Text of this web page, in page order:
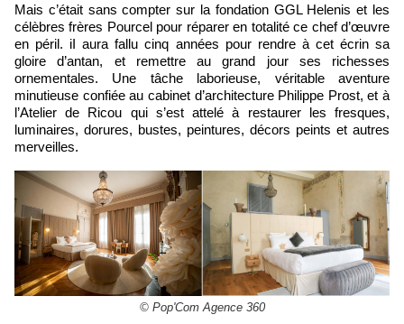
Mais c’était sans compter sur la fondation GGL Helenis et les
célèbres frères Pourcel pour réparer en totalité ce chef d’œuvre
en péril. iI aura fallu cinq années pour rendre à cet écrin sa
gloire d’antan, et remettre au grand jour ses richesses
ornementales. Une tâche laborieuse, véritable aventure
minutieuse confiée au cabinet d’architecture Philippe Prost, et à
l’Atelier de Ricou qui s’est attelé à restaurer les fresques,
luminaires, dorures, bustes, peintures, décors peints et autres
merveilles.
© Pop'Com Agence 360